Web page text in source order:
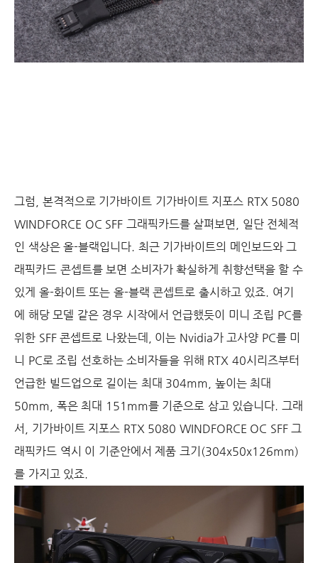
그럼, 본격적으로 기가바이트 기가바이트 지포스 RTX 5080
WINDFORCE OC SFF 그래픽카드를 살펴보면, 일단 전체적
인 색상은 올-블랙입니다. 최근 기가바이트의 메인보드와 그
래픽카드 콘셉트를 보면 소비자가 확실하게 취향선택을 할 수
있게 올-화이트 또는 올-블랙 콘셉트로 출시하고 있죠. 여기
에 해당 모델 같은 경우 시작에서 언급했듯이 미니 조립 PC를
위한 SFF 콘셉트로 나왔는데, 이는 Nvidia가 고사양 PC를 미
니 PC로 조립 선호하는 소비자들을 위해 RTX 40시리즈부터
언급한 빌드업으로 길이는 최대 304mm, 높이는 최대
50mm, 폭은 최대 151mm를 기준으로 삼고 있습니다. 그래
서, 기가바이트 지포스 RTX 5080 WINDFORCE OC SFF 그
래픽카드 역시 이 기준안에서 제품 크기(304x50x126mm)
를 가지고 있죠.